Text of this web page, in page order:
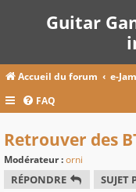
Guitar
Accueil du forum e-
FAQ
Retrouver des
Modérateur :orni
RÉPONDRE SUJET